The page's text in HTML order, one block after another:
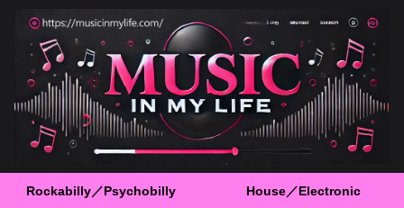
Rockabilly／Psychobilly House／Electronic